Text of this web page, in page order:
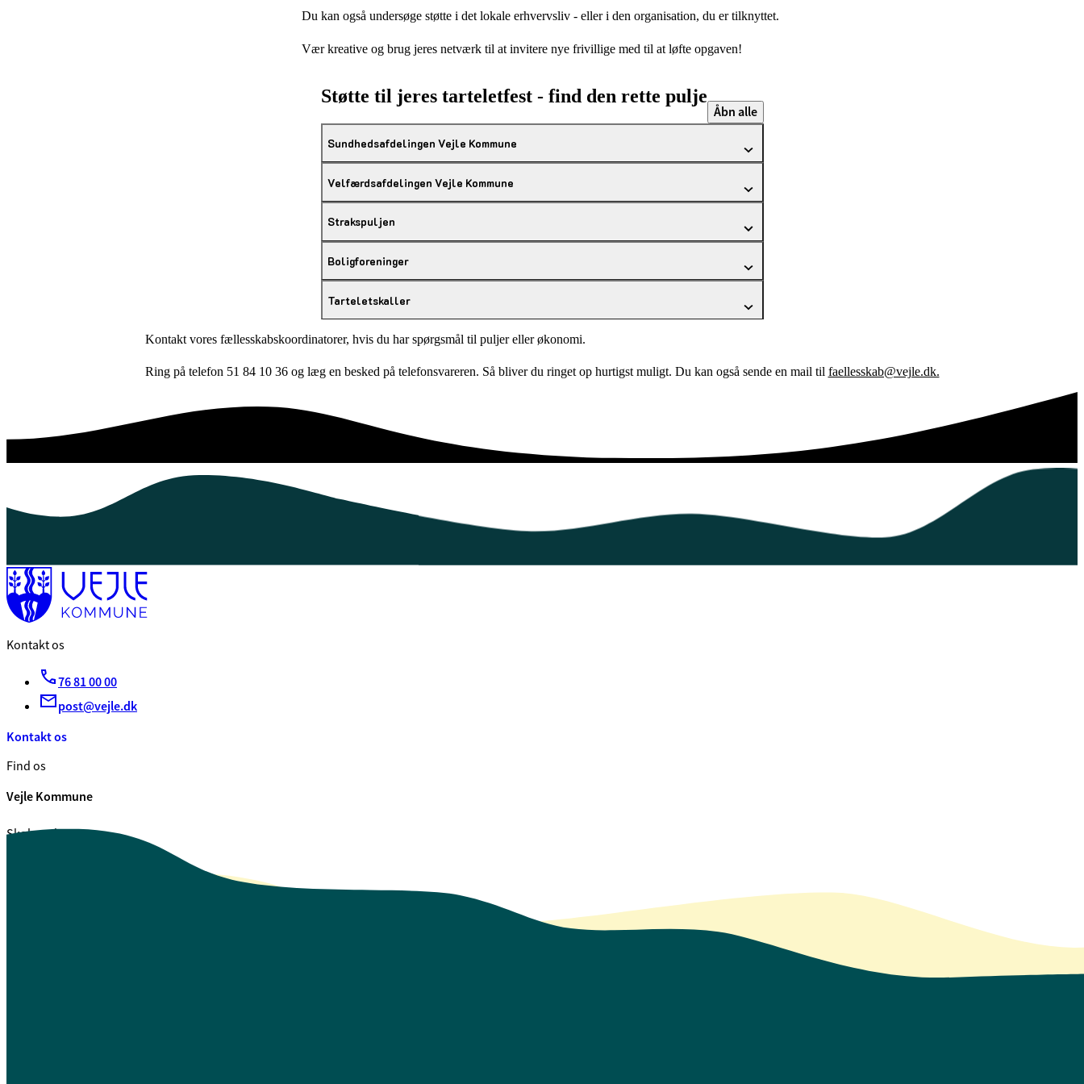
Du kan også undersøge støtte i det lokale erhvervsliv - eller i den organisation, du er tilknyttet.
Vær kreative og brug jeres netværk til at invitere nye frivillige med til at løfte opgaven!
Støtte til jeres tarteletfest - find den rette pulje
Åbn alle
Sundhedsafdelingen Vejle Kommune
Velfærdsafdelingen Vejle Kommune
Strakspuljen
Boligforeninger
Tarteletskaller
Kontakt vores fællesskabskoordinatorer, hvis du har spørgsmål til puljer eller økonomi.
Ring på telefon 51 84 10 36 og læg en besked på telefonsvareren. Så bliver du ringet op hurtigst muligt. Du kan også sende en mail til faellesskab@vejle.dk.
Kontakt os
76 81 00 00
post@vejle.dk
Kontakt os
Find os
Vejle Kommune
Skolegade 1